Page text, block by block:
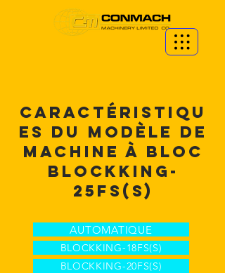
CARACTÉRISTIQU
ES DU MODÈLE DE
MACHINE À BLOC
BLOCKKING-
25fs(S)
AUTOMATIQUE
BLOCKKING-18FS(S)
BLOCKKING-20FS(S)